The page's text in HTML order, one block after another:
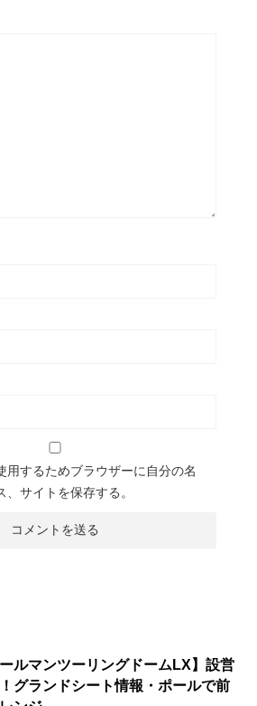
用するためブラウザーに自分の名
サイトを保存する。
ールマンツーリングドームLX】設営
グランドシート情報・ポールで前